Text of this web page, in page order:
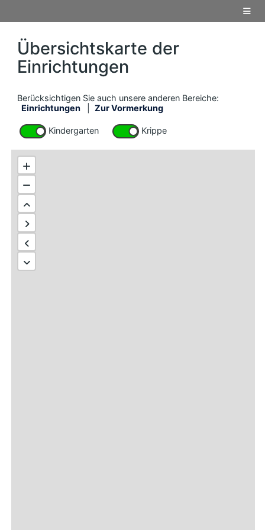
Übersichtskarte der
Einrichtungen
Berücksichtigen Sie auch unsere anderen Bereiche:
Einrichtungen
Zur Vormerkung
Kindergarten Krippe